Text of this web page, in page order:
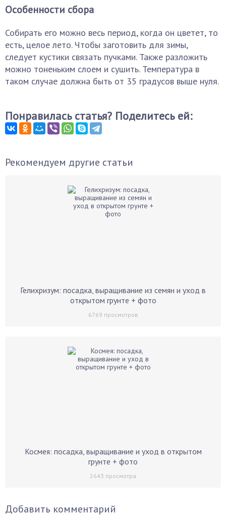
Особенности сбора
Собирать его можно весь период, когда он цветет, то
есть, целое лето. Чтобы заготовить для зимы,
следует кустики связать пучками. Также разложить
можно тоненьким слоем и сушить. Температура в
таком случае должна быть от 35 градусов выше нуля.
Понравилась статья? Поделитесь ей:
Рекомендуем другие статьи
Гелихризум: посадка, выращивание из семян и уход в
открытом грунте + фото
6769 просмотров
Космея: посадка, выращивание и уход в открытом
грунте + фото
2643 просмотра
Добавить комментарий